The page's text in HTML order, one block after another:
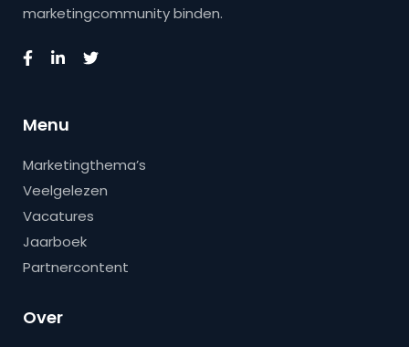
marketingcommunity binden.
Menu
Marketingthema’s
Veelgelezen
Vacatures
Jaarboek
Partnercontent
Over